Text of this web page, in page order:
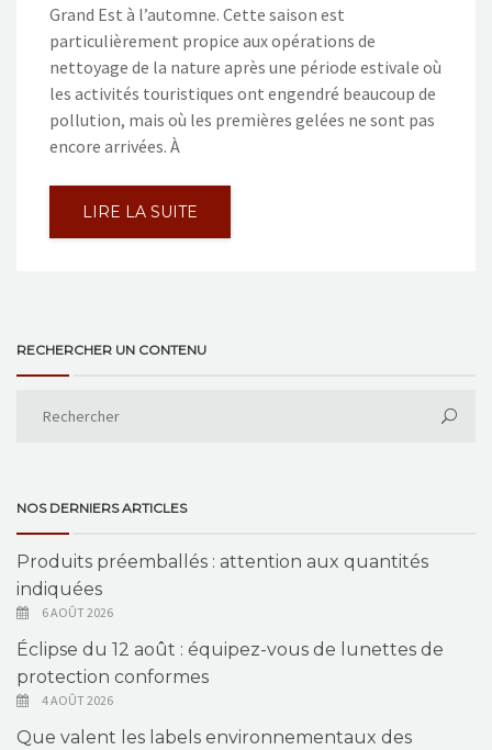
Grand Est à l’automne. Cette saison est
particulièrement propice aux opérations de
nettoyage de la nature après une période estivale où
les activités touristiques ont engendré beaucoup de
pollution, mais où les premières gelées ne sont pas
encore arrivées. À
LIRE LA SUITE
RECHERCHER UN CONTENU
NOS DERNIERS ARTICLES
Produits préemballés : attention aux quantités
indiquées
6 AOÛT 2026
Éclipse du 12 août : équipez-vous de lunettes de
protection conformes
4 AOÛT 2026
Que valent les labels environnementaux des